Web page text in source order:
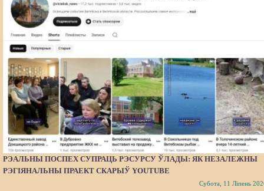
РЭАЛЬНЫ ПОСПЕХ СУПРАЦЬ РЭСУРСУ ЎЛАДЫ: ЯК НЕЗАЛЕЖНЫ
РЭГІЯНАЛЬНЫ ПРАЕКТ СКАРЫЎ YOUTUBE
Субота, 11 Ліпень